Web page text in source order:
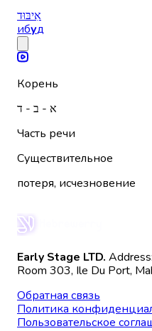
אִיבּוּד
ибуд
Корень
א - ב - ד
Часть речи
Существительное
потеря, исчезновение
Early Stage LTD.
Room 303, Ile Du Port,
Обратная связь
Политика
Пользовательское